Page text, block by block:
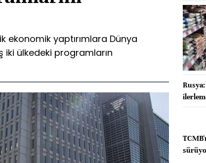
ekonomik yaptırımlara Dünya
iki ülkedeki programların
Rusya: